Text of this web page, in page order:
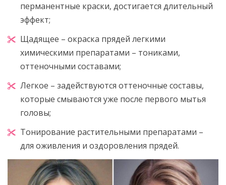
перманентные краски, достигается длительный
эффект;
Щадящее – окраска прядей легкими
химическими препаратами – тониками,
оттеночными составами;
Легкое – задействуются оттеночные составы,
которые смываются уже после первого мытья
головы;
Тонирование растительными препаратами –
для оживления и оздоровления прядей.